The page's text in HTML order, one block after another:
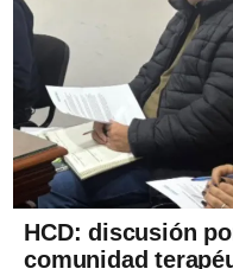
HCD: discusión
comunidad